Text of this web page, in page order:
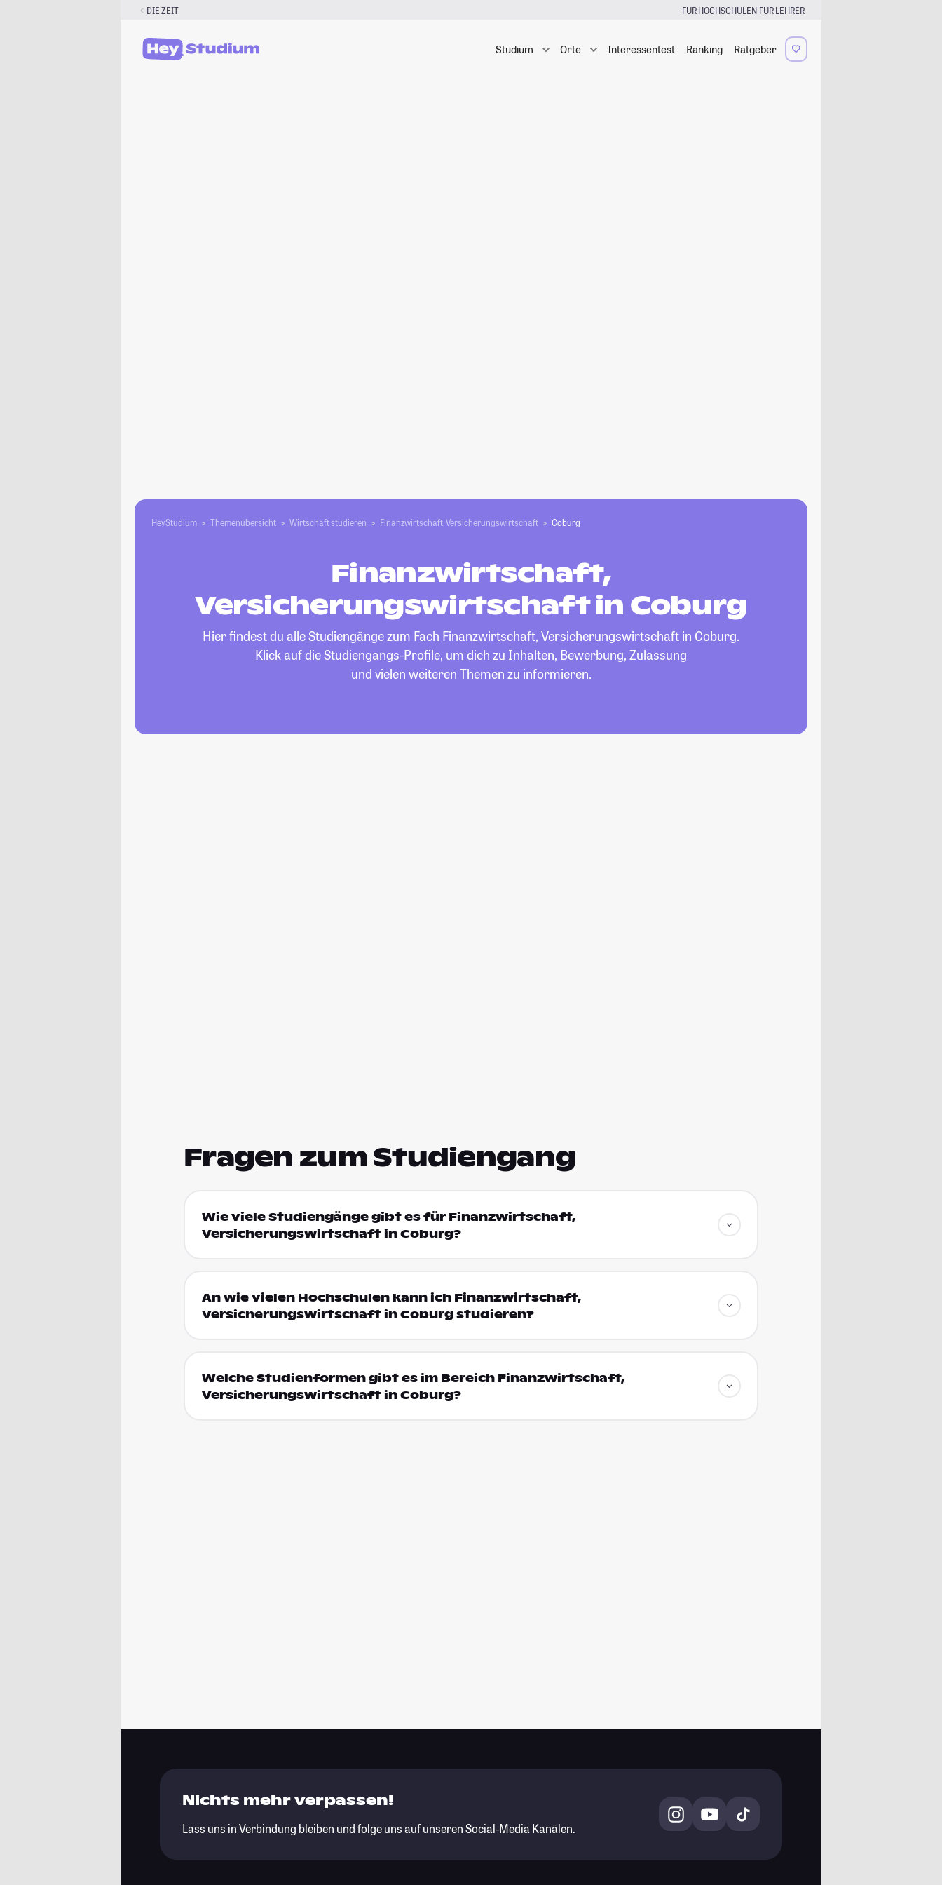
DIE ZEIT FÜR HOCHSCHULEN|FÜR LEHRER
Studium Orte Interessentest Ranking Ratgeber
HeyStudium Themenübersicht Wirtschaft studieren Finanzwirtschaft, Versicherungswirtschaft Coburg
Finanzwirtschaft,
Versicherungswirtschaft in Coburg
Hier findest du alle Studiengänge zum Fach Finanzwirtschaft, Versicherungswirtschaft in Coburg.
Klick auf die Studiengangs-Profile, um dich zu Inhalten, Bewerbung, Zulassung
und vielen weiteren Themen zu informieren.
Fragen zum Studiengang
Wie viele Studiengänge gibt es für Finanzwirtschaft,
Versicherungswirtschaft in Coburg?
An wie vielen Hochschulen kann ich Finanzwirtschaft,
Versicherungswirtschaft in Coburg studieren?
Welche Studienformen gibt es im Bereich Finanzwirtschaft,
Versicherungswirtschaft in Coburg?
Nichts mehr verpassen!
Lass uns in Verbindung bleiben und folge uns auf unseren Social-Media Kanälen.